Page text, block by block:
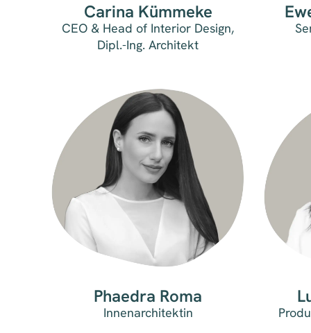
Carina Kümmeke
CEO & Head of Interior Design,
Dipl.-Ing. Architekt
Phaedra Roma
Innenarchitektin